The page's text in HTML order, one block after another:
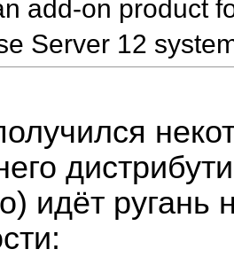
add-on product
Server 12
идёт